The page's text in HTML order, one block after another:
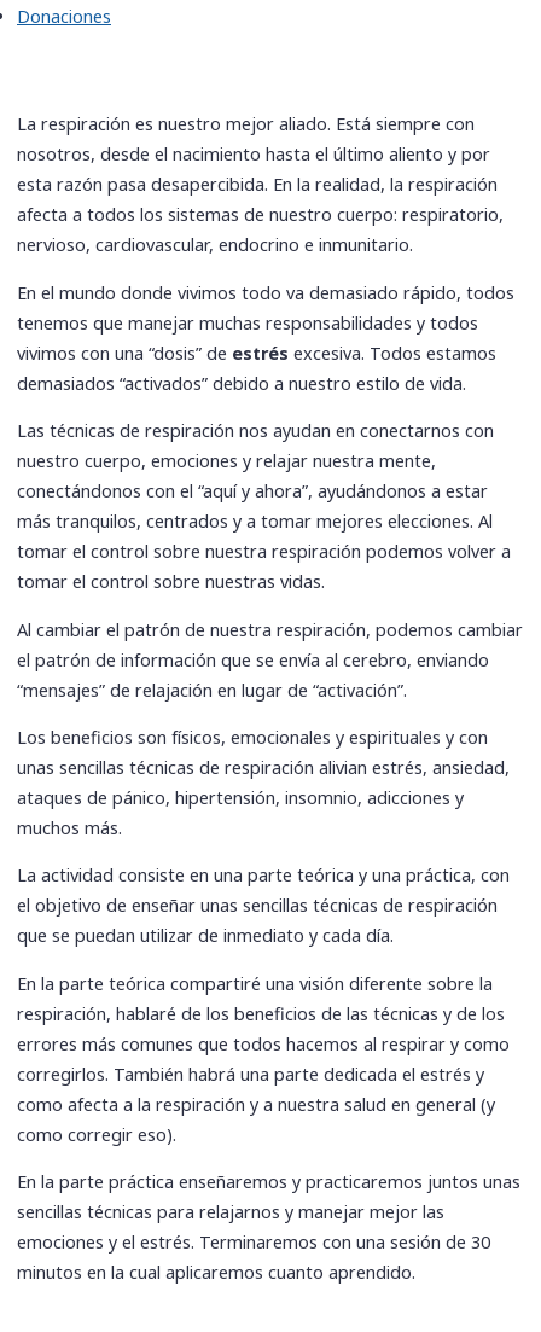
Donaciones
La respiración es nuestro mejor aliado. Está siempre con
nosotros, desde el nacimiento hasta el último aliento y por
esta razón pasa desapercibida. En la realidad, la respiración
afecta a todos los sistemas de nuestro cuerpo: respiratorio,
nervioso, cardiovascular, endocrino e inmunitario.
En el mundo donde vivimos todo va demasiado rápido, todos
tenemos que manejar muchas responsabilidades y todos
vivimos con una “dosis” de estrés excesiva. Todos estamos
demasiados “activados” debido a nuestro estilo de vida.
Las técnicas de respiración nos ayudan en conectarnos con
nuestro cuerpo, emociones y relajar nuestra mente,
conectándonos con el “aquí y ahora”, ayudándonos a estar
más tranquilos, centrados y a tomar mejores elecciones. Al
tomar el control sobre nuestra respiración podemos volver a
tomar el control sobre nuestras vidas.
Al cambiar el patrón de nuestra respiración, podemos cambiar
el patrón de información que se envía al cerebro, enviando
“mensajes” de relajación en lugar de “activación”.
Los beneficios son físicos, emocionales y espirituales y con
unas sencillas técnicas de respiración alivian estrés, ansiedad,
ataques de pánico, hipertensión, insomnio, adicciones y
muchos más.
La actividad consiste en una parte teórica y una práctica, con
el objetivo de enseñar unas sencillas técnicas de respiración
que se puedan utilizar de inmediato y cada día.
En la parte teórica compartiré una visión diferente sobre la
respiración, hablaré de los beneficios de las técnicas y de los
errores más comunes que todos hacemos al respirar y como
corregirlos. También habrá una parte dedicada el estrés y
como afecta a la respiración y a nuestra salud en general (y
como corregir eso).
En la parte práctica enseñaremos y practicaremos juntos unas
sencillas técnicas para relajarnos y manejar mejor las
emociones y el estrés. Terminaremos con una sesión de 30
minutos en la cual aplicaremos cuanto aprendido.